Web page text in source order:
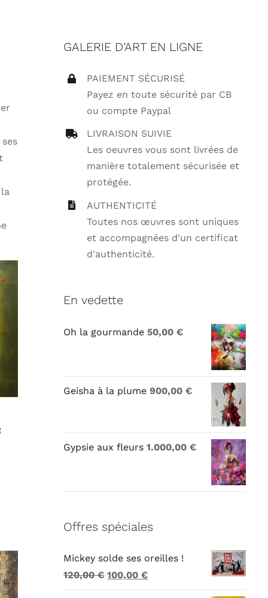
GALERIE D’ART EN LIGNE
PAIEMENT SÉCURISÉ
Payez en toute sécurité par CB
ou compte Paypal
LIVRAISON SUIVIE
Les oeuvres vous sont livrées de
manière totalement sécurisée et
protégée.
AUTHENTICITÉ
Toutes nos œuvres sont uniques
et accompagnées d'un certificat
d'authenticité.
En vedette
Oh la gourmande 50,00€
Geisha à la plume 900,00€
Gypsie aux fleurs 1.000,00€
Offres spéciales
Mickey solde ses oreilles !
120,00€ Le
100,00€Le